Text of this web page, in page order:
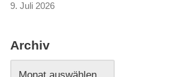
9. Juli 2026
Archiv